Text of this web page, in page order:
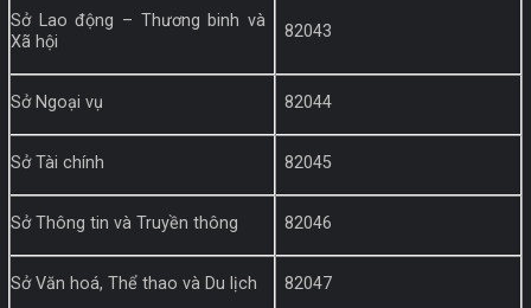
Sở Lao động – Thương binh và
Xã hội
82043
Sở Ngoại vụ 82044
Sở Tài chính 82045
Sở Thông tin và Truyền thông 82046
Sở Văn hoá, Thể thao và Du lịch 82047